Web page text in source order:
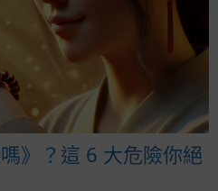
》？這 6 大危險你絕